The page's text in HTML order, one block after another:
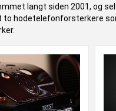
langt siden 2001, og
to hodetelefonforsterkere